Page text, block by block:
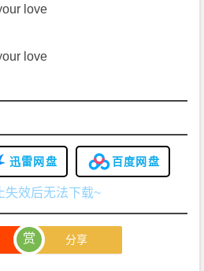
love
love
迅雷网盘 百度网盘
失效后无法下载~
赏 分享